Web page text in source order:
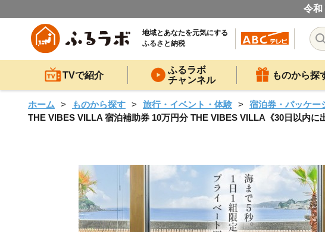
令和
地域とあなたを元気にする
ふるさと納税
TVで紹介
ふるラボ
チャンネル
ものから探
ホーム ものから探す 旅行・イベント・体験
宿泊券・パッケー
THE VIBES VILLA 宿泊補助券 10万円分 THE VIBES VILLA《30日以内